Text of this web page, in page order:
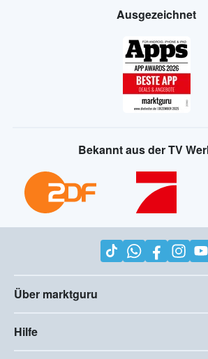
Ausgezeichnet
Bekannt aus der TV
Über marktguru
Hilfe